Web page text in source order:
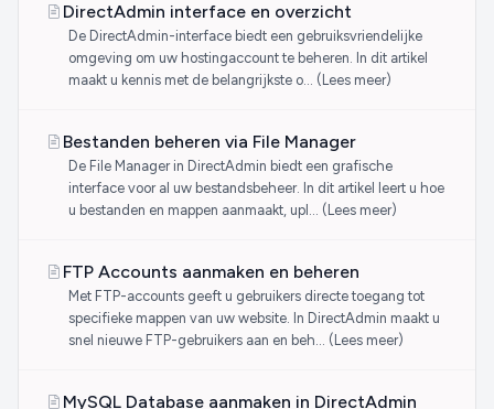
DirectAdmin interface en overzicht
De DirectAdmin-interface biedt een gebruiksvriendelijke
omgeving om uw hostingaccount te beheren. In dit artikel
maakt u kennis met de belangrijkste o… (Lees meer)
Bestanden beheren via File Manager
De File Manager in DirectAdmin biedt een grafische
interface voor al uw bestandsbeheer. In dit artikel leert u hoe
u bestanden en mappen aanmaakt, upl… (Lees meer)
FTP Accounts aanmaken en beheren
Met FTP-accounts geeft u gebruikers directe toegang tot
specifieke mappen van uw website. In DirectAdmin maakt u
snel nieuwe FTP-gebruikers aan en beh… (Lees meer)
MySQL Database aanmaken in DirectAdmin